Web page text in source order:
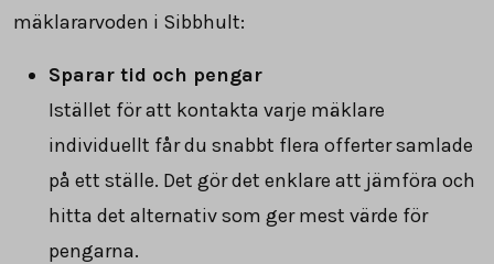
mäklararvoden i Sibbhult:
Sparar tid och pengar
Istället för att kontakta varje mäklare
individuellt får du snabbt flera offerter samlade
på ett ställe. Det gör det enklare att jämföra och
hitta det alternativ som ger mest värde för
pengarna.